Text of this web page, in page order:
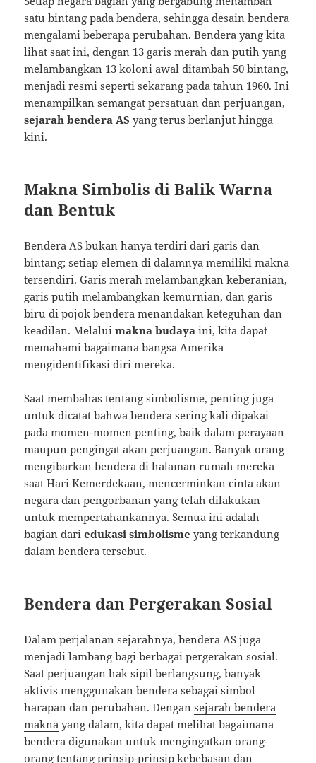
satu bintang pada bendera, sehingga desain bendera
mengalami beberapa perubahan. Bendera yang kita
lihat saat ini, dengan 13 garis merah dan putih yang
melambangkan 13 koloni awal ditambah 50 bintang,
menjadi resmi seperti sekarang pada tahun 1960. Ini
menampilkan semangat persatuan dan perjuangan,
sejarah bendera AS yang terus berlanjut hingga
kini.
Makna Simbolis di Balik Warna
dan Bentuk
Bendera AS bukan hanya terdiri dari garis dan
bintang; setiap elemen di dalamnya memiliki makna
tersendiri. Garis merah melambangkan keberanian,
garis putih melambangkan kemurnian, dan garis
biru di pojok bendera menandakan keteguhan dan
keadilan. Melaluimakna budaya ini, kita dapat
memahami bagaimana bangsa Amerika
mengidentifikasi diri mereka.
Saat membahas tentang simbolisme, penting juga
untuk dicatat bahwa bendera sering kali dipakai
pada momen-momen penting, baik dalam perayaan
maupun pengingat akan perjuangan. Banyak orang
mengibarkan bendera di halaman rumah mereka
saat Hari Kemerdekaan, mencerminkan cinta akan
negara dan pengorbanan yang telah dilakukan
untuk mempertahankannya. Semua ini adalah
bagian dariedukasi simbolisme yang terkandung
dalam bendera tersebut.
Bendera dan Pergerakan Sosial
Dalam perjalanan sejarahnya, bendera AS juga
menjadi lambang bagi berbagai pergerakan sosial.
Saat perjuangan hak sipil berlangsung, banyak
aktivis menggunakan bendera sebagai simbol
harapan dan perubahan. Dengansejarah bendera
makna yang dalam, kita dapat melihat bagaimana
bendera digunakan untuk mengingatkan orang-
orang tentang prinsip-prinsip kebebasan dan